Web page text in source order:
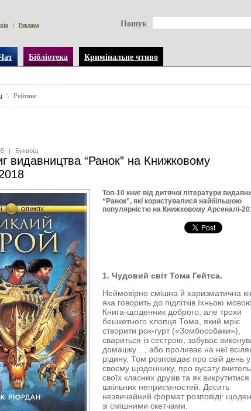
| Реклама Пошук
Бібліотека Кримінальне чтиво
\ Рейтинг
| Буквоїд
видавництва “Ранок” на Книжковому
Топ-10 книг від дитячої літератури
“Ранок”, які користувалися найбільшою
популярністю на Книжковому Арсеналі-
1. Чудовий світ Тома Гейтса.
Неймовірно смішна й харизматична
яка говорить до підлітків їхньою
Книга-щоденник доброго, але трохи
бешкетного хлопця Тома, який мріє
створити рок-гурт («Зомбособаки»),
свариться із сестрою, забуває
домашку…, або проливає на неї
рідину. Том розповідає про свій день у
своєму щоденнику, про вусату
своїх класних друзів та як викрутитися
шкільних неприємностей. Досить
незвичайний формат розповіді:
зі смішними скетчами.